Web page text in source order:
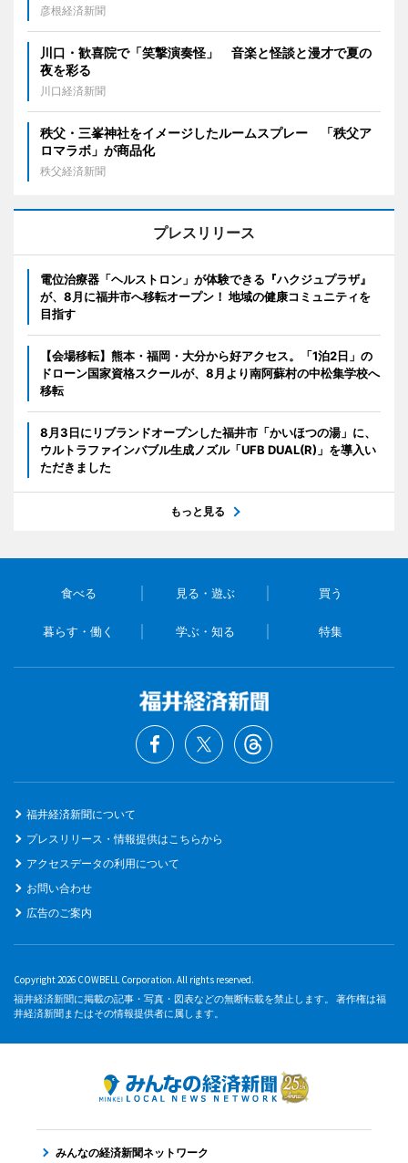
彦根経済新聞
川口・歓喜院で「笑撃演奏怪」 音楽と怪談と漫才で夏の
夜を彩る
川口経済新聞
秩父・三峯神社をイメージしたルームスプレー 「秩父ア
ロマラボ」が商品化
秩父経済新聞
プレスリリース
電位治療器「ヘルストロン」が体験できる『ハクジュプラザ』
が、8月に福井市へ移転オープン！ 地域の健康コミュニティを
目指す
【会場移転】熊本・福岡・大分から好アクセス。「1泊2日」の
ドローン国家資格スクールが、8月より南阿蘇村の中松集学校へ
移転
8月3日にリブランドオープンした福井市「かいほつの湯」に、
ウルトラファインバブル生成ノズル「UFB DUAL(R)」を導入い
ただきました
もっと見る
食べる 見る・遊ぶ 買う
暮らす・働く 学ぶ・知る 特集
福井経済新聞について
プレスリリース・情報提供はこちらから
アクセスデータの利用について
お問い合わせ
広告のご案内
Copyright 2026 COWBELL Corporation. All rights reserved.
福井経済新聞に掲載の記事・写真・図表などの無断転載を禁止します。 著作権は福
井経済新聞またはその情報提供者に属します。
みんなの経済新聞ネットワーク